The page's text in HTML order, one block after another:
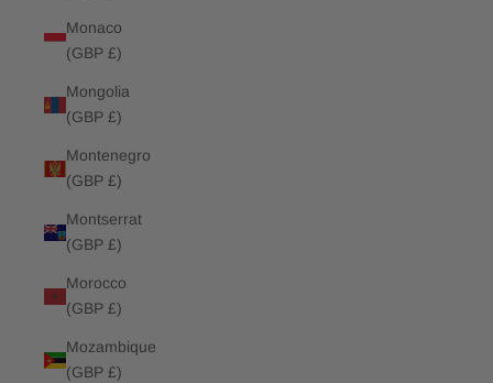
Monaco
(GBP £)
Mongolia
(GBP £)
Montenegro
(GBP £)
Montserrat
(GBP £)
Morocco
(GBP £)
Mozambique
(GBP £)